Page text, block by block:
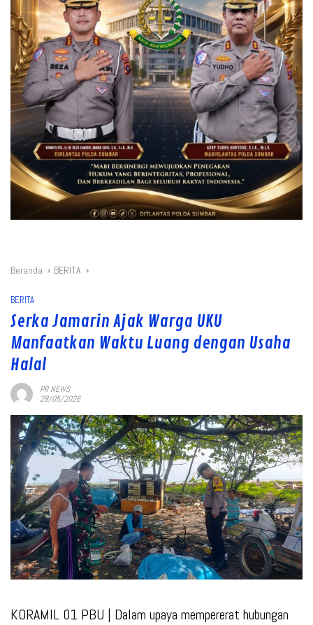
Beranda BERITA
BERITA
Serka Jamarin Ajak Warga UKU
Manfaatkan Waktu Luang dengan Usaha
Halal
PR NEWS
28/05/2026
KORAMIL 01 PBU | Dalam upaya mempererat hubungan